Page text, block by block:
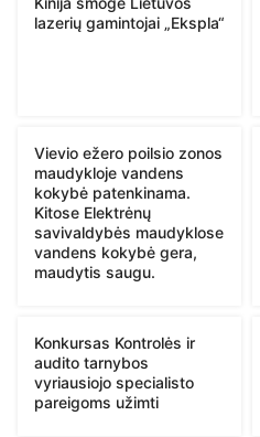
lazerių gamintojai „Ekspla“
Vievio ežero poilsio zonos
maudykloje vandens
kokybė patenkinama.
Kitose Elektrėnų
savivaldybės maudyklose
vandens kokybė gera,
maudytis saugu.
Konkursas Kontrolės ir
audito tarnybos
vyriausiojo specialisto
pareigoms užimti